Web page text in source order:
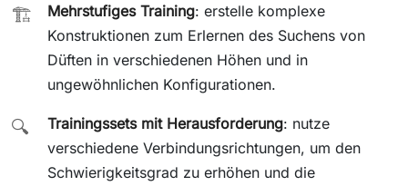
🏗️ Mehrstufiges Training: erstelle komplexe
Konstruktionen zum Erlernen des Suchens von
Düften in verschiedenen Höhen und in
ungewöhnlichen Konfigurationen.
🔍 Trainingssets mit Herausforderung: nutze
verschiedene Verbindungsrichtungen, um den
Schwierigkeitsgrad zu erhöhen und die